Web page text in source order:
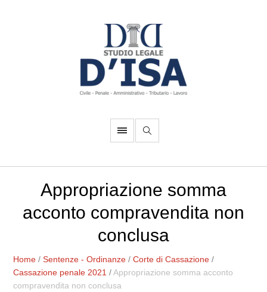
Appropriazione somma
acconto compravendita non
conclusa
Home /Sentenze - Ordinanze /Corte di Cassazione /
Cassazione penale 2021 /Appropriazione somma acconto
compravendita non conclusa